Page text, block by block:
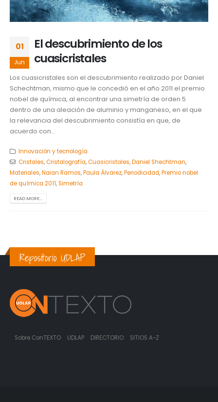
01
Jun
El descubrimiento de los
cuasicristales
Los cuasicristales son el descubrimiento realizado por Daniel
Schechtman, mismo que le concedió en el año 2011 el premio
nobel de química, al encontrar una simetría de orden 5
dentro de una aleación de aluminio y manganeso, en el que
la relevancia del descubrimiento consistía en que, de
acuerdo con...
Innovación y tecnología
Cristales,Cristalografía,Cuasicristales,Daniel Shechtman,
Materiales,Naian Ramos,Paula Álvarez,Periodicidad,Premio nobel
de química 2011,Simetría
READ MORE...
Repositorio UDLAP
Sobre ConTEXTO UDLAP DIRECTORIO SITIOS A-Z